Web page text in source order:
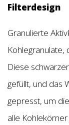
Filterdesign
Granulierte
Kohlegranulate,
Diese
gefüllt, und das
gepresst, um
alle